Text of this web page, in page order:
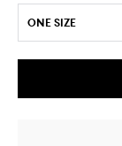
ONE SIZE